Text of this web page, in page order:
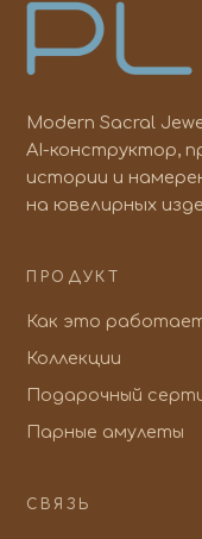
Modern Sacral
AI-конструктор,
истории и
на ювелирных
ПРОДУКТ
Как это
Коллекции
Подарочный
Парные амулеты
СВЯЗЬ